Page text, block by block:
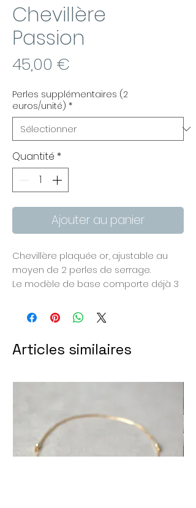
Chevillère
Passion
45,00 €
Perles supplémentaires (2
euros/unité) *
Quantité *
Ajouter au panier
Chevillère plaquée or, ajustable au
moyen de 2 perles de serrage.
Le modèle de base comporte déjà 3
diamètre. Vous pouvez en ajouter à
volonté, selon le nombre de petits
Chaque perle rouge sera espacée
vous de composer votre bijou.
Articles similaires